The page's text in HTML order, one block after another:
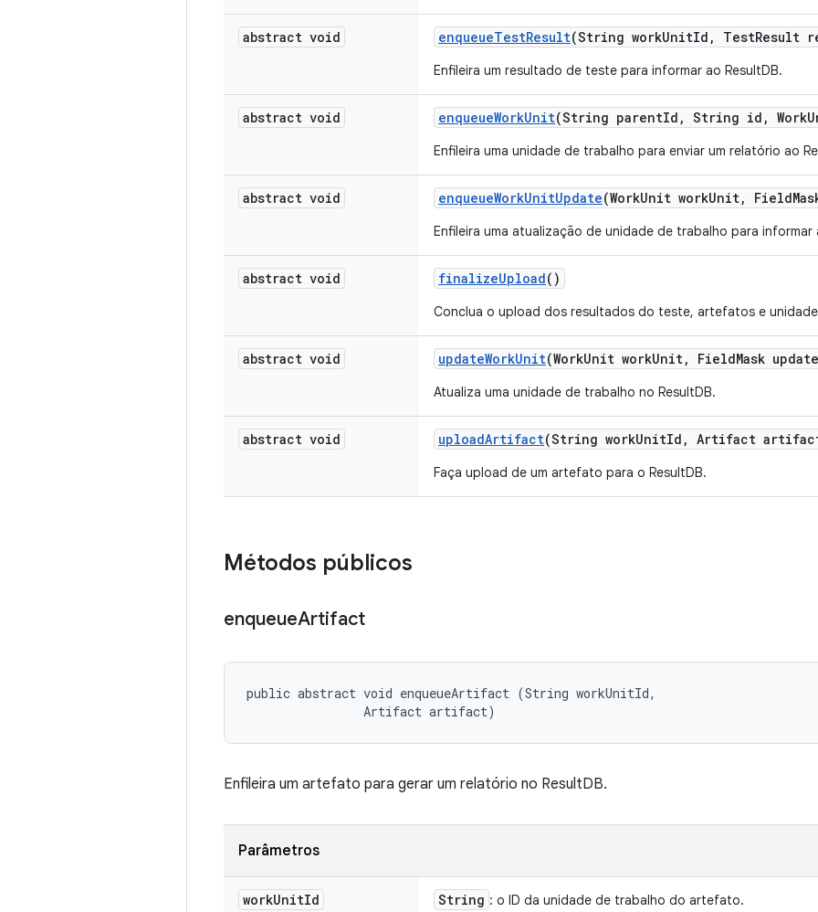
abstract void enqueueTestResult(String workUnitId , TestResult
Enfileira um resultado de teste para informar ao ResultDB.
abstract void enqueueWorkUnit(String parentId , String id , Work
Enfileira uma unidade de trabalho para enviar um relatório ao
abstract void enqueueWorkUnitUpdate(WorkUnit workUnit, Field
Enfileira uma atualização de unidade de trabalho para informar
abstract void finalizeUpload()
Conclua o upload dos resultados do teste, artefatos e
abstract void updateWorkUnit(WorkUnit workUnit, FieldMask update
Atualiza uma unidade de trabalho no ResultDB.
abstract void uploadArtifact(String workUnitId , Artifact
Faça upload de um artefato para o ResultDB.
Métodos públicos
enqueueArtifact
public abstract void enqueueArtifact (String workUnitId,
                Artifact artifact)
Enfileira um artefato para gerar um relatório no ResultDB.
Parâmetros
workUnitId String : o ID da unidade de trabalho do artefato.